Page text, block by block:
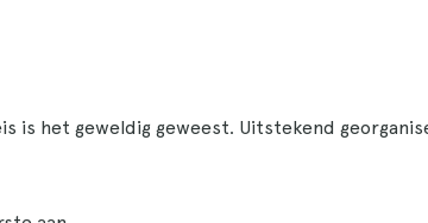
is het geweldig geweest. Uitstekend